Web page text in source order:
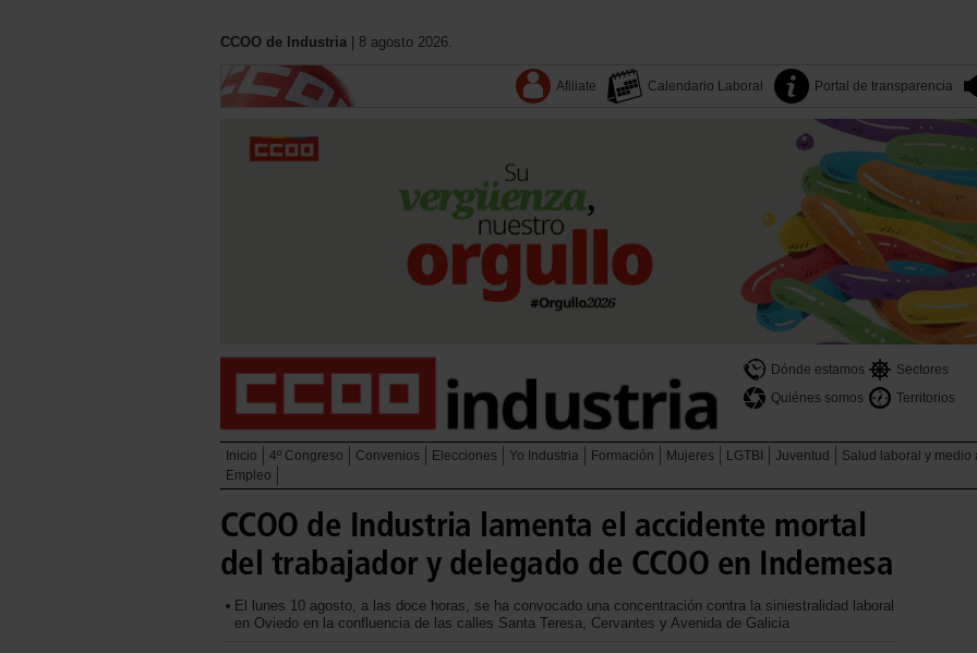
CCOO de Industria | 8 agosto 2026.
Afiliate Calendario Laboral Portal de transparencia
Dónde estamos Sectores
Quiénes somos
Territorios
Inicio 4º Congreso Convenios Elecciones Yo Industria Formación Mujeres LGTBI Juventud Salud laboral y medio
Empleo
CCOO de Industria lamenta el accidente mortal
del trabajador y delegado de CCOO en Indemesa
El lunes 10 agosto, a las doce horas, se ha convocado una concentración contra la siniestralidad laboral
en Oviedo en la confluencia de las calles Santa Teresa, Cervantes y Avenida de Galicia